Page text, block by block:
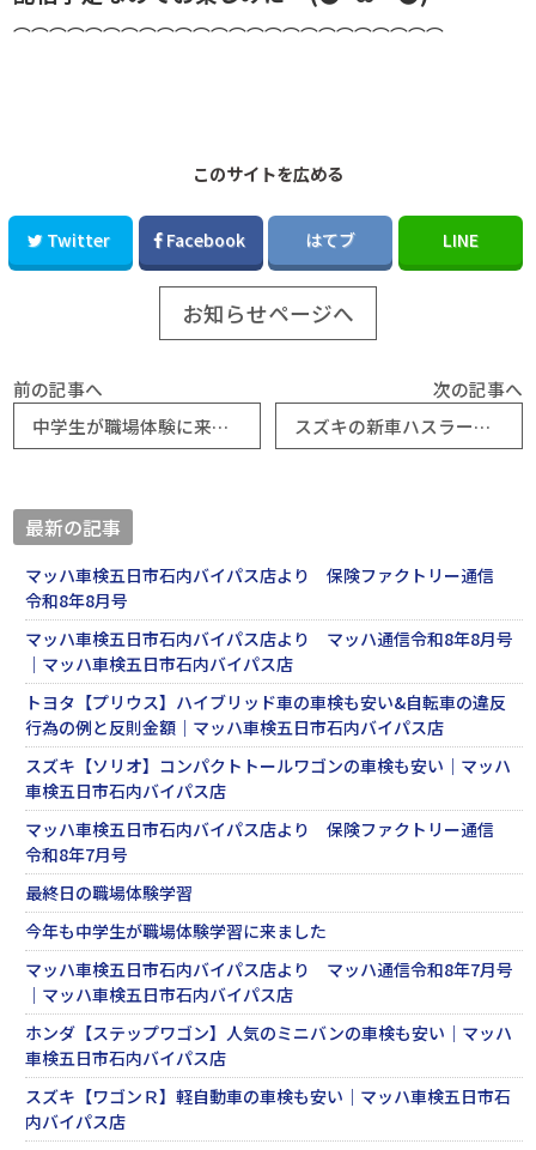
⌒⌒⌒⌒⌒⌒⌒⌒⌒⌒⌒⌒⌒⌒⌒⌒⌒⌒⌒⌒⌒⌒⌒⌒
このサイトを広める
Twitter Facebook はてブ LINE
お知らせページへ
前の記事へ
中学生が職場体験に来ました☆
次の記事へ
スズキの新車ハスラーをピカピカ(あたりまえ）納車（^0^)
最新の記事
マッハ車検五日市石内バイパス店より 保険ファクトリー通信
令和8年8月号
マッハ車検五日市石内バイパス店より マッハ通信令和8年8月号
｜マッハ車検五日市石内バイパス店
トヨタ【プリウス】ハイブリッド車の車検も安い&自転車の違反
行為の例と反則金額｜マッハ車検五日市石内バイパス店
スズキ【ソリオ】コンパクトトールワゴンの車検も安い｜マッハ
車検五日市石内バイパス店
マッハ車検五日市石内バイパス店より 保険ファクトリー通信
令和8年7月号
最終日の職場体験学習
今年も中学生が職場体験学習に来ました
マッハ車検五日市石内バイパス店より マッハ通信令和8年7月号
｜マッハ車検五日市石内バイパス店
ホンダ【ステップワゴン】人気のミニバンの車検も安い｜マッハ
車検五日市石内バイパス店
スズキ【ワゴンＲ】軽自動車の車検も安い｜マッハ車検五日市石
内バイパス店